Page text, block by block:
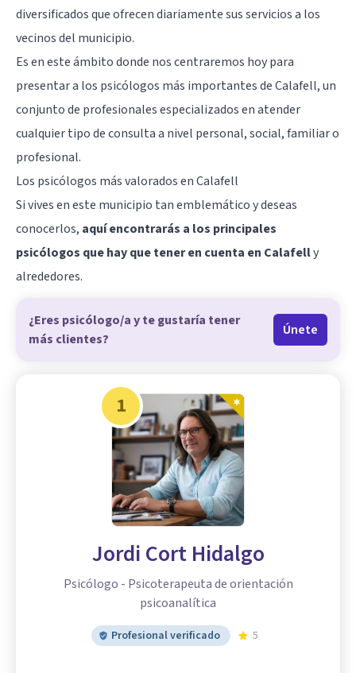
diversificados que ofrecen diariamente sus servicios a los
vecinos del municipio.
Es en este ámbito donde nos centraremos hoy para
presentar a los psicólogos más importantes de Calafell, un
conjunto de profesionales especializados en atender
cualquier tipo de consulta a nivel personal, social, familiar o
profesional.
Los psicólogos más valorados en Calafell
Si vives en este municipio tan emblemático y deseas
conocerlos, aquí encontrarás a los principales
psicólogos que hay que tener en cuenta en Calafelly
alrededores.
¿Eres psicólogo/a y te gustaría tener
más clientes?
Únete
1
Jordi Cort Hidalgo
Psicólogo - Psicoterapeuta de orientación
psicoanalítica
Profesional verificado 5